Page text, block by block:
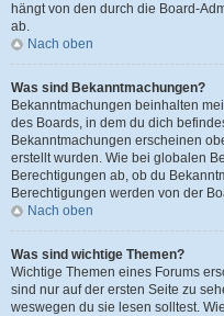
hängt von den durch die Board-
ab.
Nach oben
Was sind Bekanntmachungen?
Bekanntmachungen beinhalten
des Boards, in dem du dich
Bekanntmachungen erscheinen
erstellt wurden. Wie bei globalen
Berechtigungen ab, ob du
Berechtigungen werden von der
Nach oben
Was sind wichtige Themen?
Wichtige Themen eines Forums
sind nur auf der ersten Seite zu
weswegen du sie lesen solltest.